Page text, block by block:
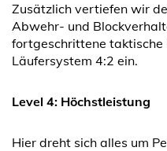
Zusätzlich vertiefen wir
Abwehr- und
fortgeschrittene taktische
Läufersystem 4:2 ein.
Level 4: Höchstleistung
Hier dreht sich alles um